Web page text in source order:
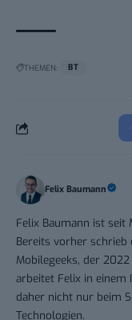
THEMEN: BT
Felix Baumann
Felix Baumann ist seit
Bereits vorher schrieb
Mobilegeeks, der
arbeitet Felix in einem
daher nicht nur beim
Technologien.